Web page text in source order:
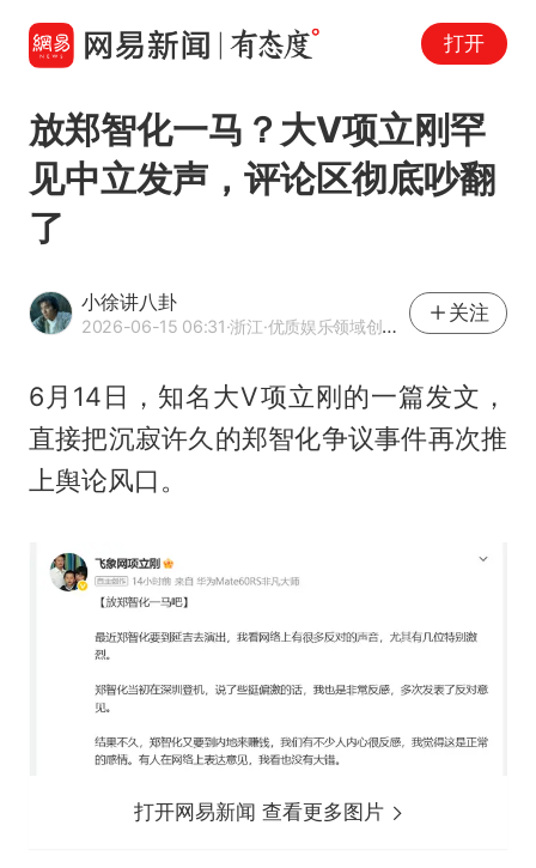
打开
放郑智化一马？大V项立刚罕
见中立发声，评论区彻底吵翻
了
小徐讲八卦
2026-06-15 06:31·浙江·优质娱乐领域创作者
关注
6月14日，知名大V项立刚的一篇发文，
直接把沉寂许久的郑智化争议事件再次推
上舆论风口。
打开网易新闻 查看更多图片